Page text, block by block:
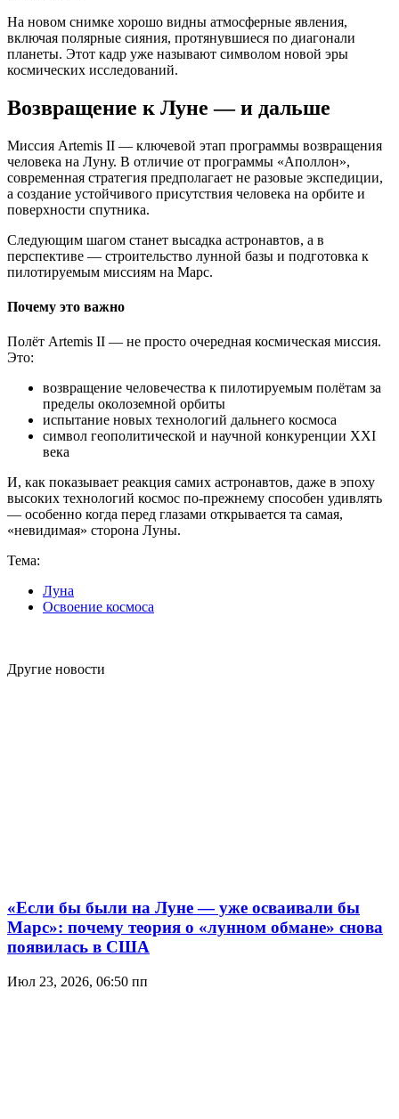
На новом снимке хорошо видны атмосферные явления,
включая полярные сияния, протянувшиеся по диагонали
планеты. Этот кадр уже называют символом новой эры
космических исследований.
Возвращение к Луне — и дальше
Миссия Artemis II — ключевой этап программы возвращения
человека на Луну. В отличие от программы «Аполлон»,
современная стратегия предполагает не разовые экспедиции,
а создание устойчивого присутствия человека на орбите и
поверхности спутника.
Следующим шагом станет высадка астронавтов, а в
перспективе — строительство лунной базы и подготовка к
пилотируемым миссиям на Марс.
Почему это важно
Полёт Artemis II — не просто очередная космическая миссия.
Это:
возвращение человечества к пилотируемым полётам за
пределы околоземной орбиты
испытание новых технологий дальнего космоса
символ геополитической и научной конкуренции XXI
века
И, как показывает реакция самих астронавтов, даже в эпоху
высоких технологий космос по-прежнему способен удивлять
— особенно когда перед глазами открывается та самая,
«невидимая» сторона Луны.
Тема:
Луна
Освоение космоса
Другие новости
«Если бы были на Луне — уже осваивали бы
Марс»: почему теория о «лунном обмане» снова
появилась в США
Июл 23, 2026, 06:50 пп